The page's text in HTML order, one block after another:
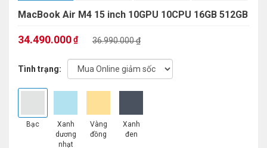
MacBook Air M4 15 inch 10GPU 10CPU 16GB 512GB
34.490.000₫ 36.990.000 ₫
Tình trạng:
Bạc
Xanh
dương
nhạt
Vàng
đồng
Xanh
đen